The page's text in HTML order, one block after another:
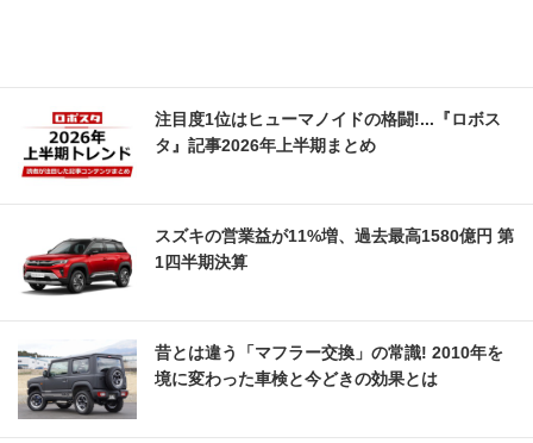
注目度1位はヒューマノイドの格闘!...『ロボス
タ』記事2026年上半期まとめ
スズキの営業益が11%増、過去最高1580億円 第
1四半期決算
昔とは違う「マフラー交換」の常識! 2010年を
境に変わった車検と今どきの効果とは